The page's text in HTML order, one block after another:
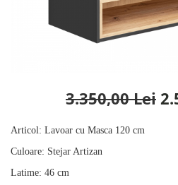
Oferte speciale
Sezlong living
3.350,00 Lei
Articol: Lavoar cu Masca 120 cm
Culoare: Stejar Artizan
Latime: 46 cm